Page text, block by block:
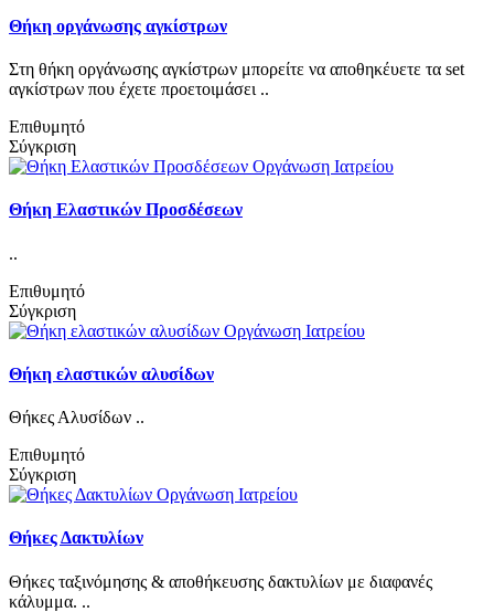
Θήκη οργάνωσης αγκίστρων
Στη θήκη οργάνωσης αγκίστρων μπορείτε να αποθηκέυετε τα set
αγκίστρων που έχετε προετοιμάσει ..
Επιθυμητό
Σύγκριση
Θήκη Ελαστικών Προσδέσεων
..
Επιθυμητό
Σύγκριση
Θήκη ελαστικών αλυσίδων
Θήκες Αλυσίδων ..
Επιθυμητό
Σύγκριση
Θήκες Δακτυλίων
Θήκες ταξινόμησης & αποθήκευσης δακτυλίων με διαφανές
κάλυμμα. ..